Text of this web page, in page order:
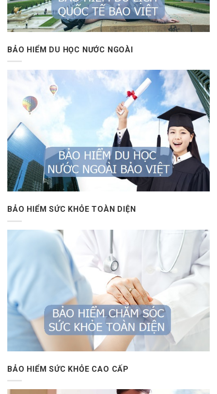
BẢO HIỂM DU HỌC NƯỚC NGOÀI
BẢO HIỂM SỨC KHỎE TOÀN DIỆN
BẢO HIỂM SỨC KHỎE CAO CẤP